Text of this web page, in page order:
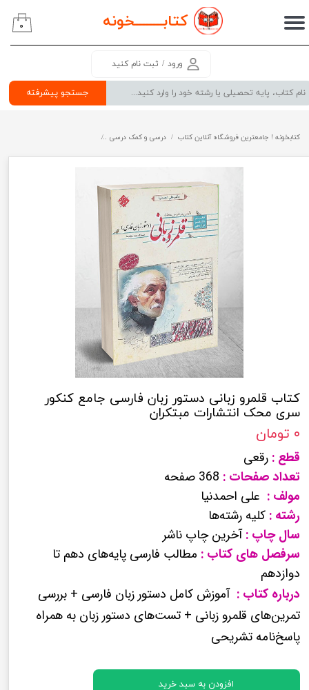
کتابــــــــخونه
جستجو پیشرفته
ورود / ثبت نام کنید
حساب کاربری من
سفارشات
۰
کتابخونه ! جامعترین فروشگاه آنلاین کتاب درسی و کمک درسی
کتاب قلمرو زبانی دستور زبان فارسی جامع کنکور
سری محک انتشارات مبتکران
۰ تومان
قطع : رقعی
تعداد صفحات : 368 صفحه
مولف : علی احمدنیا
رشته : کلیه رشته‌ها
سال چاپ :آخرین چاپ ناشر
سرفصل های کتاب : مطالب فارسی پایه‌های دهم تا
دوازدهم
درباره کتاب : آموزش کامل دستور زبان فارسی + بررسی
تمرین‌های قلمرو زبانی + تست‌های دستور زبان به همراه
پاسخ‌نامه تشریحی
افزودن به سبد خرید